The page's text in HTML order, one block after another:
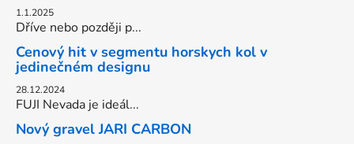
1.1.2025
Dříve nebo později p...
Cenový hit v segmentu horskych kol v
jedinečném designu
28.12.2024
FUJI Nevada je ideál...
Nový gravel JARI CARBON